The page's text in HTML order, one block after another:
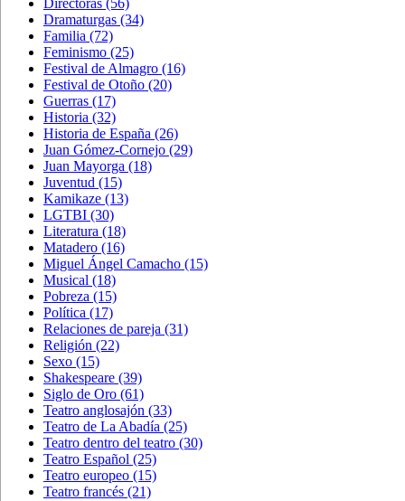
Directoras (56)
Dramaturgas (34)
Familia (72)
Feminismo (25)
Festival de Almagro (16)
Festival de Otoño (20)
Guerras (17)
Historia (32)
Historia de España (26)
Juan Gómez-Cornejo (29)
Juan Mayorga (18)
Juventud (15)
Kamikaze (13)
LGTBI (30)
Literatura (18)
Matadero (16)
Miguel Ángel Camacho (15)
Musical (18)
Pobreza (15)
Política (17)
Relaciones de pareja (31)
Religión (22)
Sexo (15)
Shakespeare (39)
Siglo de Oro (61)
Teatro anglosajón (33)
Teatro de La Abadía (25)
Teatro dentro del teatro (30)
Teatro Español (25)
Teatro europeo (15)
Teatro francés (21)